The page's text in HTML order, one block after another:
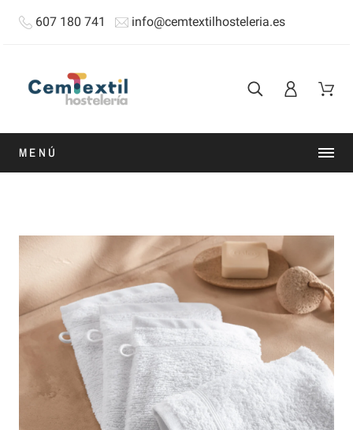
607 180 741 info@cemtextilhosteleria.es
MENÚ